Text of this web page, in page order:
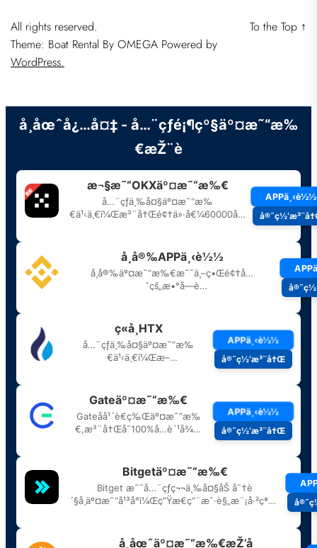
All rights reserved.
Theme: Boat Rental By OMEGA Powered by
WordPress.
To the Top ↑